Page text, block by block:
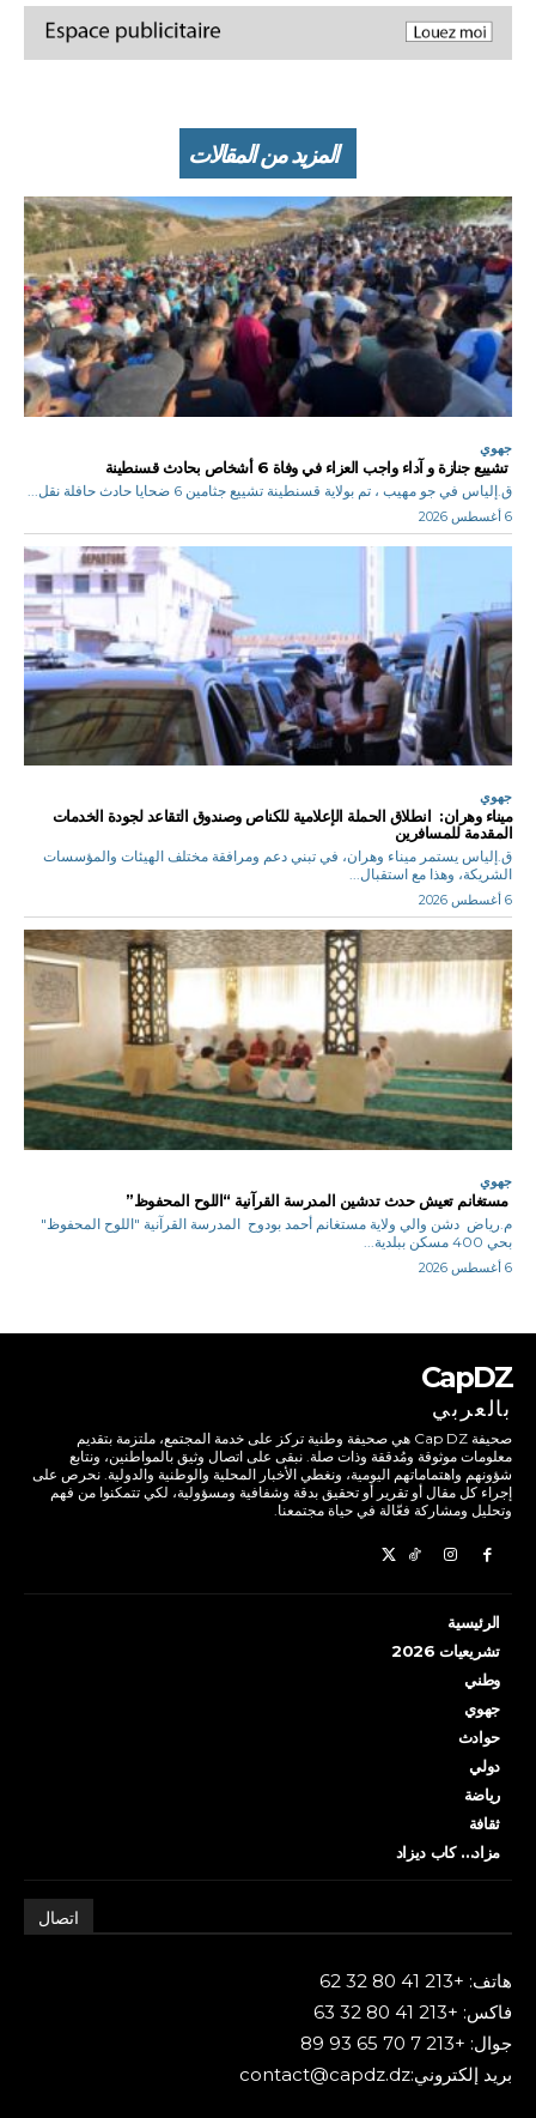
المزيد من المقالات
جهوي
تشييع جنازة و آداء واجب العزاء في وفاة 6 أشخاص بحادث قسنطينة
ق.إلياس في جو مهيب ، تم بولاية قسنطينة تشييع جثامين 6 ضحايا حادث حافلة نقل...
6 أغسطس 2026
جهوي
ميناء وهران: انطلاق الحملة الإعلامية للكناص وصندوق التقاعد لجودة الخدمات
المقدمة للمسافرين
ق.إلياس يستمر ميناء وهران، في تبني دعم ومرافقة مختلف الهيئات والمؤسسات
الشريكة، وهذا مع استقبال...
6 أغسطس 2026
جهوي
مستغانم تعيش حدث تدشين المدرسة القرآنية “اللوح المحفوظ”
م.رياض دشن والي ولاية مستغانم أحمد بودوح المدرسة القرآنية "اللوح المحفوظ"
بحي 400 مسكن ببلدية...
6 أغسطس 2026
CapDZ
بالعربي
صحيفة Cap DZ هي صحيفة وطنية تركز على خدمة المجتمع، ملتزمة بتقديم
معلومات موثوقة ومُدققة وذات صلة. نبقى على اتصال وثيق بالمواطنين، ونتابع
شؤونهم واهتماماتهم اليومية، ونغطي الأخبار المحلية والوطنية والدولية. نحرص على
إجراء كل مقال أو تقرير أو تحقيق بدقة وشفافية ومسؤولية، لكي تتمكنوا من فهم
وتحليل ومشاركة فعّالة في حياة مجتمعنا.
الرئيسية
تشريعيات 2026
وطني
جهوي
حوادث
دولي
رياضة
ثقافة
مزاد… كاب ديزاد
اتصال
هاتف: +213 41 80 32 62
فاكس: +213 41 80 32 63
جوال: +213 7 70 65 93 89
بريد إلكتروني:contact@capdz.dz